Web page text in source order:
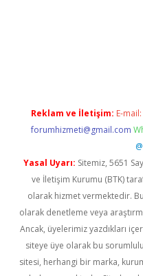
Reklam ve İletişim: E-mail:
forumhizmeti@gmail.com
Yasal Uyarı: Sitemiz, 5651
ve İletişim Kurumu (BTK)
olarak hizmet vermektedir.
olarak denetleme veya
Ancak, üyelerimiz yazdıkları
siteye üye olarak bu
sitesi, herhangi bir marka,